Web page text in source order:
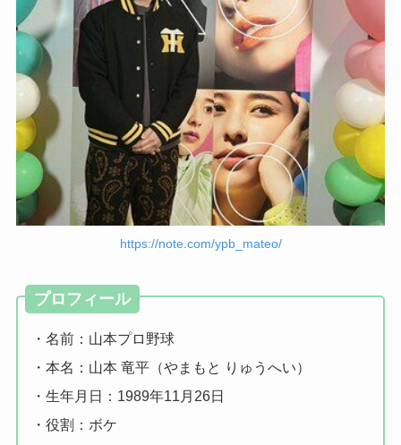
https://note.com/ypb_mateo/
プロフィール
・名前：山本プロ野球
・本名：山本 竜平（やまもと りゅうへい）
・生年月日：1989年11月26日
・役割：ボケ